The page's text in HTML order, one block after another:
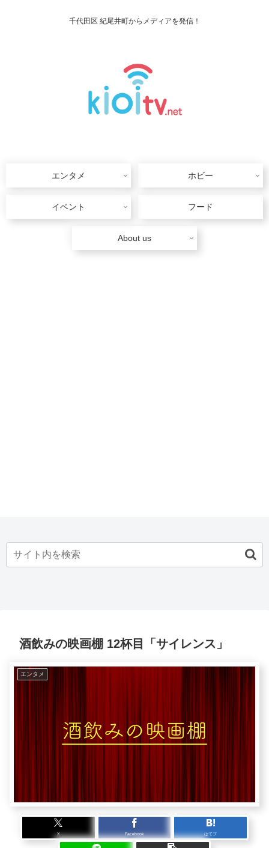
千代田区 紀尾井町からメディアを発信！
エンタメ ホビー
イベント フード
About us
酒飲みの映画棚 12杯目「サイレンス」
エンタメ
X Facebook はてブ